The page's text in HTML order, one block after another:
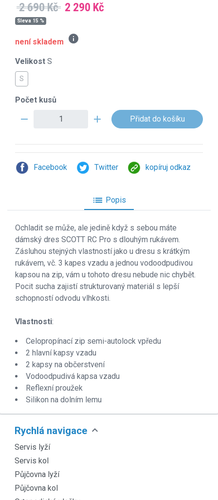
2 690 Kč 2 290 Kč
Sleva 15 %
není skladem info
Velikost S
S
Počet kusů
remove add
Facebook Twitter kopíruj odkaz
list Popis
Ochladit se může, ale jedině když s sebou máte
dámský dres SCOTT RC Pro s dlouhým rukávem.
Zásluhou stejných vlastností jako u dresu s krátkým
rukávem, vč. 3 kapes vzadu a jednou vodoodpudivou
kapsou na zip, vám u tohoto dresu nebude nic chybět.
Pocit sucha zajistí strukturovaný materiál s lepší
schopností odvodu vlhkosti.
Vlastnosti:
Celopropínací zip semi-autolock vpředu
2 hlavní kapsy vzadu
2 kapsy na občerstvení
Vodoodpudivá kapsa vzadu
Reflexní proužek
Silikon na dolním lemu
Rychlá navigace expand_more
Servis lyží
Servis kol
Půjčovna lyží
Půjčovna kol